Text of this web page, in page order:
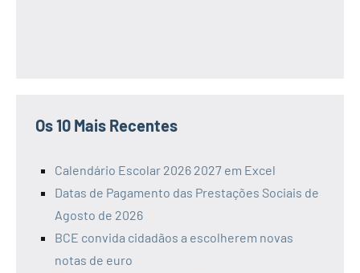
Os 10 Mais Recentes
Calendário Escolar 2026 2027 em Excel
Datas de Pagamento das Prestações Sociais de
Agosto de 2026
BCE convida cidadãos a escolherem novas
notas de euro